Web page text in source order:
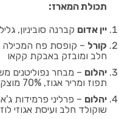
תכולת המארז:
יין אדום קברנה סוביניון,
קורל – קופסת פח המכילה
חלב ומובזק באבקת קקאו
יהלום – מבחר נפוליטנים
תפוז ומריר אגוז, 70% מוצקי קקאו
יהלום – פרליני פרמידות
שוקולד חלב ועיסת אגוזי